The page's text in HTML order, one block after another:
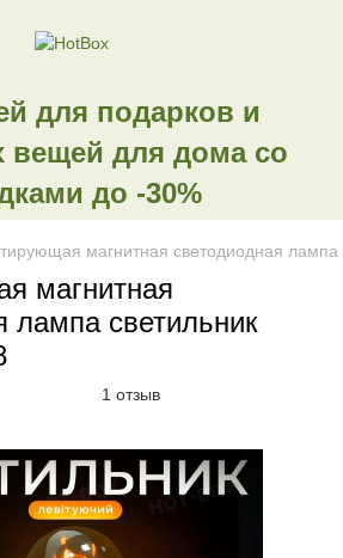
для подарков и
вещей для дома со
до -30%
магнитная светодиодная лампа
магнитная
лампа светильник
1 отзыв